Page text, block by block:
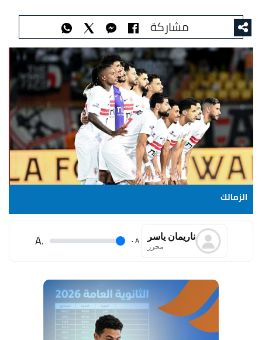
مشاركة
الزمالك
ناريمان ياسر
محرر A
.
.A